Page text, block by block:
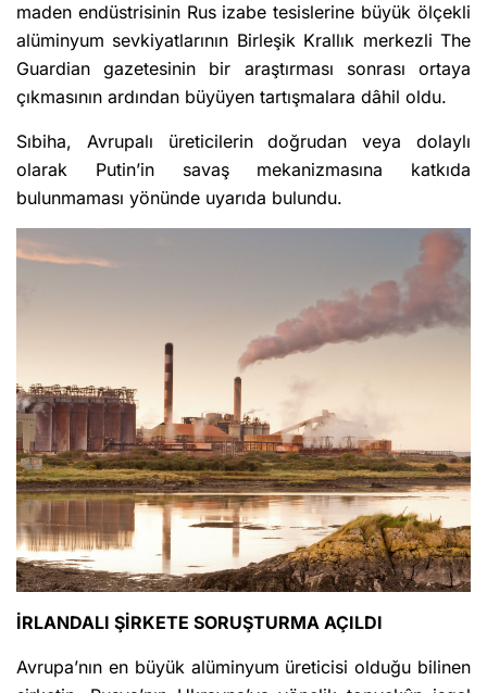
maden endüstrisinin Rus izabe tesislerine büyük ölçekli
alüminyum sevkiyatlarının Birleşik Krallık merkezli The
Guardian gazetesinin bir araştırması sonrası ortaya
çıkmasının ardından büyüyen tartışmalara dâhil oldu.
Sıbiha, Avrupalı üreticilerin doğrudan veya dolaylı
olarak Putin’in savaş mekanizmasına katkıda
bulunmaması yönünde uyarıda bulundu.
İRLANDALI ŞİRKETE SORUŞTURMA AÇILDI
Avrupa’nın en büyük alüminyum üreticisi olduğu bilinen